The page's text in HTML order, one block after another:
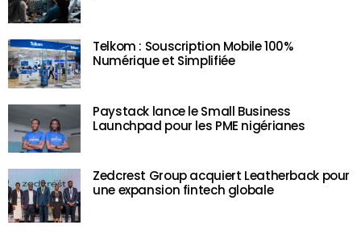
Telkom : Souscription Mobile 100%
Numérique et Simplifiée
Paystack lance le Small Business
Launchpad pour les PME nigérianes
Zedcrest Group acquiert Leatherback pour
une expansion fintech globale